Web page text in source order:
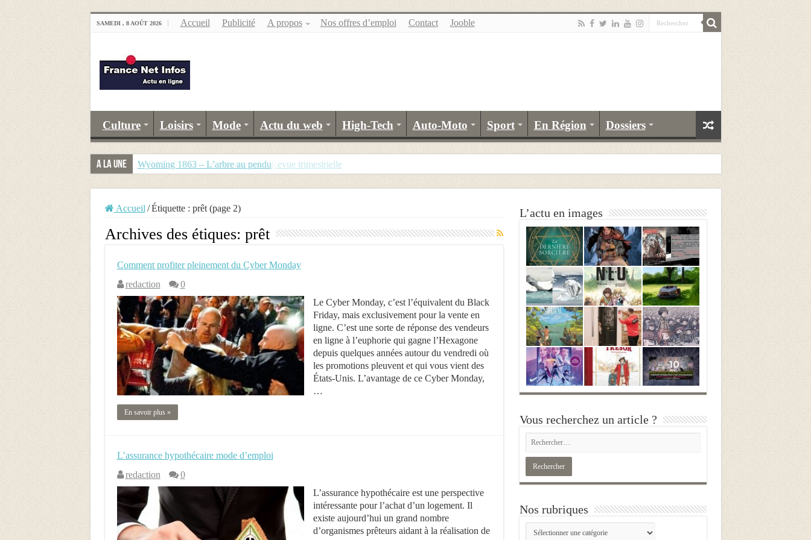
SAMEDI , 8 AOÛT 2026 Accueil Publicité A propos Nos offres d’emploi Contact Jooble
Culture Loisirs Mode Actu du web High-Tech Auto-Moto Sport En Région Dossiers
A la Une Wyoming 1863 – L’arbre au pendu
NEMU #7 – Spécial Steampunk – Revue trimestrielle
Accueil / Étiquette : prêt(page 2)
Archives des étiques: prêt
Comment profiter pleinement du Cyber Monday
redaction
0
Le Cyber Monday, c’est l’équivalent du Black
Friday, mais exclusivement pour la vente en
ligne. C’est une sorte de réponse des vendeurs
en ligne à l’euphorie qui gagne l’Hexagone
depuis quelques années autour du vendredi où
les promotions pleuvent et qui vous vient des
États-Unis. L’avantage de ce Cyber Monday,
…
En savoir plus »
L’assurance hypothécaire mode d’emploi
redaction
0
L’assurance hypothécaire est une perspective
intéressante pour l’achat d’un logement. Il
existe aujourd’hui un grand nombre
d’organismes prêteurs aidant à la réalisation de
L’actu en images
Vous recherchez un article ?
Nos rubriques
Nos